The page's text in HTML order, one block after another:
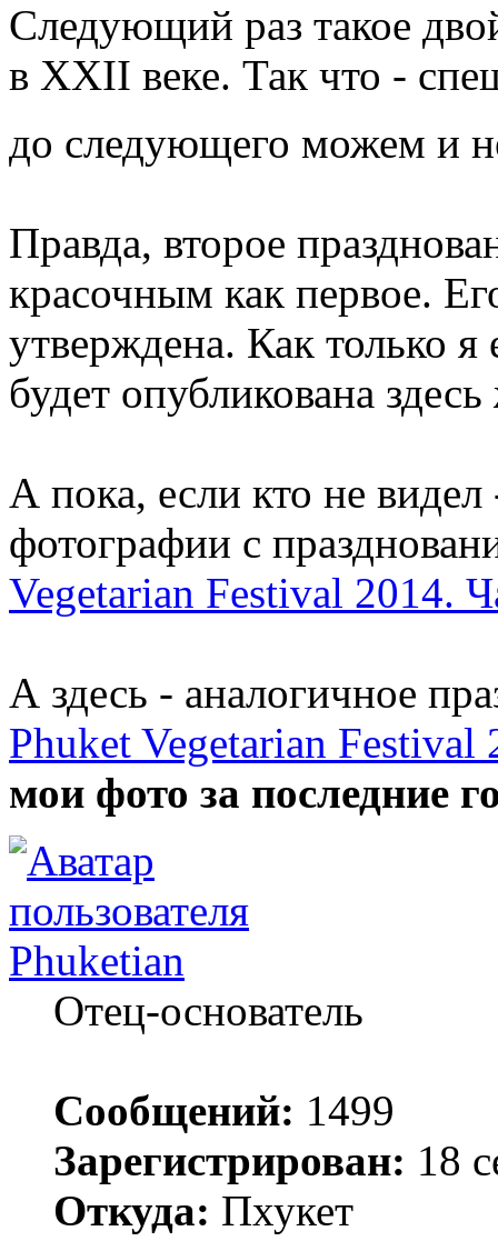
Следующий раз такое
в XXII веке. Так что -
до следующего можем и
Правда, второе
красочным как первое.
утверждена. Как только
будет опубликована
А пока, если кто не
фотографии с
Vegetarian Festival 2014.
А здесь - аналогичное
Phuket Vegetarian Festival
мои фото за последние
Phuketian
Отец-основатель
Сообщений: 1499
Зарегистрирован: 18
Откуда: Пхукет